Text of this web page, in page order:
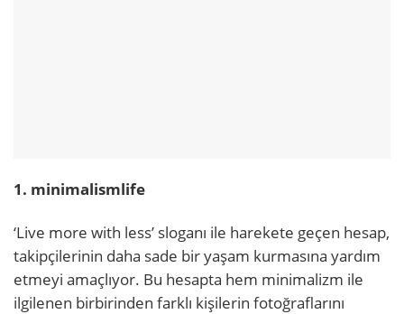
1. minimalismlife
‘Live more with less’ sloganı ile harekete geçen hesap,
takipçilerinin daha sade bir yaşam kurmasına yardım
etmeyi amaçlıyor. Bu hesapta hem minimalizm ile
ilgilenen birbirinden farklı kişilerin fotoğraflarını